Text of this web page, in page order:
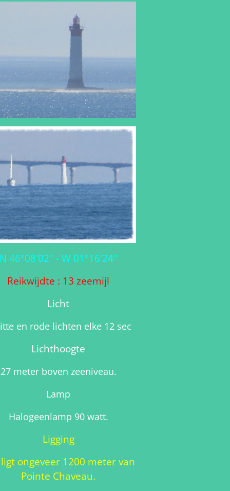
46°08'02" - W 01°16'24"
Reikwijdte : 13 zeemijl
Licht
en rode lichten elke 12 sec
Lichthoogte
27 meter boven zeeniveau.
Lamp
Halogeenlamp 90 watt.
Ligging
ongeveer 1200 meter van
Pointe Chaveau.